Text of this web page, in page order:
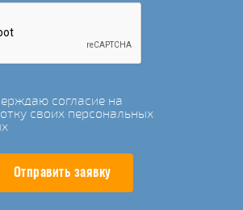
согласие на
своих персональных
Отправить заявку